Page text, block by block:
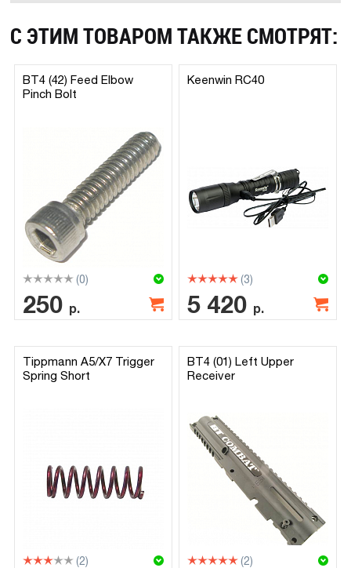
С ЭТИМ ТОВАРОМ ТАКЖЕ СМОТРЯТ:
BT4 (42) Feed Elbow
Pinch Bolt
(0)
250 р.
Keenwin RC40
(3)
5 420 р.
Tippmann A5/X7 Trigger
Spring Short
(2)
BT4 (01) Left Upper
Receiver
(2)